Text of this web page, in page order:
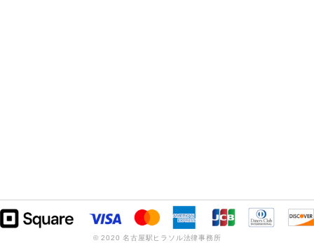
© 2020 名古屋駅ヒラソル法律事務所